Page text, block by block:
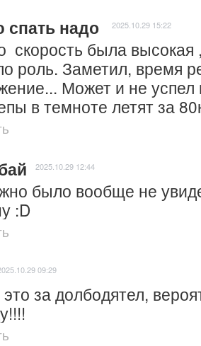
спать надо 2025.10.29 15:22
скорость была высокая
роль. Заметил, время
Может и не успел
в темноте летят за
2025.10.29 12:44
было вообще не
:D
09:29
за долбодятел,